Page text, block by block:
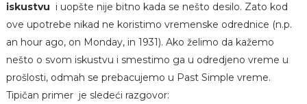
iskustvu i uopšte nije bitno kada se nešto desilo. Zato kod
ove upotrebe nikad ne koristimo vremenske odrednice (n.p.
an hour ago, on Monday, in 1931). Ako želimo da kažemo
nešto o svom iskustvu i smestimo ga u odredjeno vreme u
prošlosti, odmah se prebacujemo u Past Simple vreme.
Tipičan primer je sledeći razgovor: